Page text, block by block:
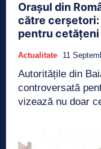
Orașul din
către cerșetori:
pentru cetățeni
Actualitate 11
Autoritățile din
controversată
vizează nu doar